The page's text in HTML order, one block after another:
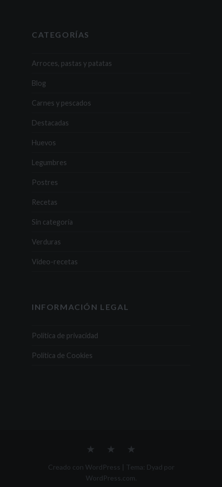
CATEGORÍAS
Arroces, pastas y patatas
Blog
Carnes y pescados
Destacadas
Huevos
Legumbres
Postres
Recetas
Sin categoría
Verduras
Vídeo-recetas
INFORMACIÓN LEGAL
Política de privacidad
Política de Cookies
ESTA
YO,
ESTO
Recetas
Creado con WordPress | Tema: Dyad por
WordPress.com